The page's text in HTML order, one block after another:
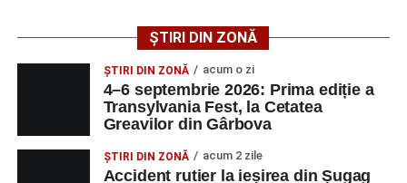
strada Dorobanți din Sebeș
Accident pe strada Dorobanți din Sebeș: fermeie
de 66 de ani rănită grav, după ce a fost lovită de o
motocicletă
4–6 septembrie 2026: Prima ediție a Transylvania
Fest, la Cetatea Greavilor din Gârbova
ȘTIRI DIN ZONĂ
ȘTIRI DIN ZONĂ acum o zi
4–6 septembrie 2026: Prima ediție a
Transylvania Fest, la Cetatea
Greavilor din Gârbova
ȘTIRI DIN ZONĂ acum 2 zile
Accident rutier la ieșirea din Șugag